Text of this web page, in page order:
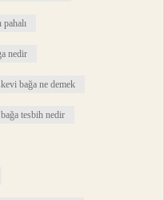
nedir
bağa ne demek
tesbih nedir